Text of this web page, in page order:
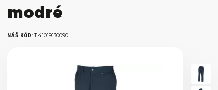
modré
NÁŠ KÓD: 1141019130090